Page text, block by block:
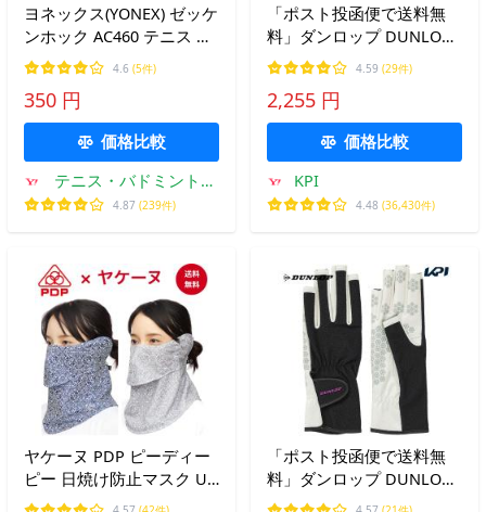
ヨネックス(YONEX) ゼッケ
ンホック AC460 テニス バ
ドミントン【国内正規品】
[M便 1/10]
4.6 (5件)
350 円
価格比較
テニス・バドミントン
専門店TIPSPORTS
4.87 (239件)
「ポスト投函便で送料無
料」ダンロップ DUNLOP
テニスアクセサリー レデ
ィース UVカットハンドカ
バー 両手セット TGG-
0145W
4.59 (29件)
2,255 円
価格比較
KPI
4.48 (36,430件)
ヤケーヌ PDP ピーディー
ピー 日焼け防止マスク UV
カットマスク フェイスカ
「ポスト投函便で送料無
料」ダンロップ DUNLOP
テニスアクセサリー レデ